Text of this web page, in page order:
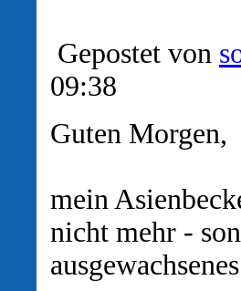
Gepostet von
09:38
Guten Morgen,
mein
nicht mehr -